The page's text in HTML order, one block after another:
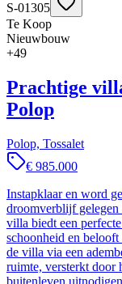
S-01305
Te Koop
Nieuwbouw
+49
Prachtige
Polop
Polop, Tossalet
€ 985.000
Instapklaar en word
droomverblijf gelegen
villa biedt een
schoonheid en
de villa via een
ruimte, versterkt door
buitenleven